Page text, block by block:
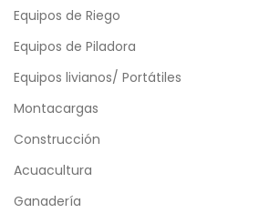
Equipos de Riego
Equipos de Piladora
Equipos livianos/ Portátiles
Montacargas
Construcción
Acuacultura
Ganadería